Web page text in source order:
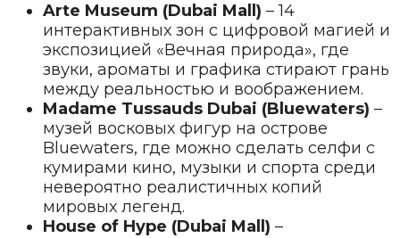
Arte Museum (Dubai Mall) – 14
интерактивных зон с цифровой магией и
экспозицией «Вечная природа», где
звуки, ароматы и графика стирают грань
между реальностью и воображением.
Madame Tussauds Dubai (Bluewaters) –
музей восковых фигур на острове
Bluewaters, где можно сделать селфи с
кумирами кино, музыки и спорта среди
невероятно реалистичных копий
мировых легенд.
House of Hype (Dubai Mall) –